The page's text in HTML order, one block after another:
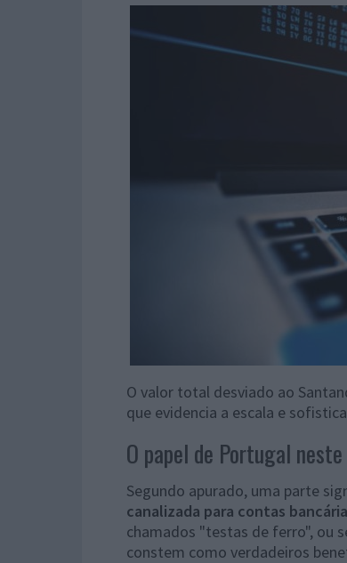
O valor total desviado ao
que evidencia a escala e
O papel de Portugal
Segundo apurado, uma parte
canalizada para contas
chamados "testas de ferro", ou
constem como verdadeiros